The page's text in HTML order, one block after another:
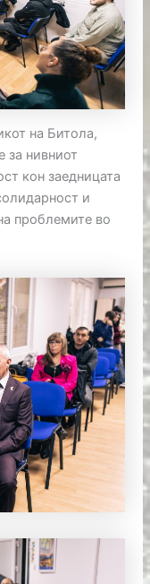
на Битола,
за нивниот
кон заедницата
и
проблемите во